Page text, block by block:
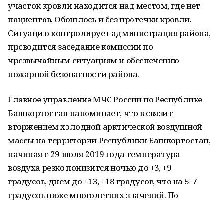
участок кровли находится над местом, где нет
пациентов. Обошлось и без протечки кровли.
Ситуацию контролирует администрация района,
проводится заседание комиссии по
чрезвычайным ситуациям и обеспечению
пожарной безопасности района.
Главное управление МЧС России по Республике
Башкортостан напоминает, что в связи с
вторжением холодной арктической воздушной
массы на территории Республики Башкортостан,
начиная с 29 июля 2019 года температура
воздуха резко понизится ночью до +3, +9
градусов, днем до +13, +18 градусов, что на 5-7
градусов ниже многолетних значений. По